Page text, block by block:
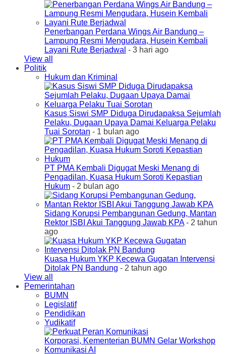
Penerbangan Perdana Wings Air Bandung –
Lampung Resmi Mengudara, Husein Kembali
Layani Rute Berjadwal - 3 hari ago
View all
Politik
Hukum dan Kriminal
Kasus Siswi SMP Diduga Dirudapaksa Sejumlah
Pelaku, Dugaan Upaya Damai Keluarga Pelaku
Tuai Sorotan - 1 bulan ago
PT PMA Kembali Digugat Meski Menang di
Pengadilan, Kuasa Hukum Soroti Kepastian
Hukum - 2 bulan ago
Sidang Korupsi Pembangunan Gedung, Mantan
Rektor ISBI Akui Tanggung Jawab KPA- 2 tahun
ago
Kuasa Hukum YKP Kecewa Gugatan Intervensi
Ditolak PN Bandung - 2 tahun ago
View all
Pemerintahan
BUMN
Legislatif
Pendidikan
Yudikatif